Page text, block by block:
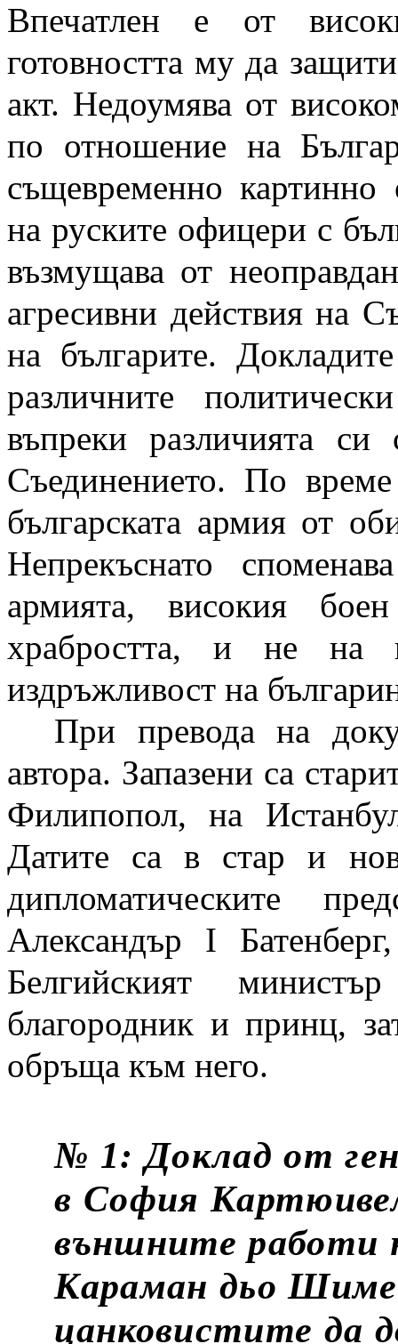
Впечатлен е от
готовността му да
акт. Недоумява от
по отношение на
същевременно картинно
на руските офицери с
възмущава от
агресивни действия на
на българите.
различните
въпреки различията си
Съединението. По
българската армия от
Непрекъснато
армията, високия
храбростта, и не на
издръжливост на
При превода на
автора. Запазени са
Филипопол, на
Датите са в стар и
дипломатическите
Александър I
Белгийският
благородник и принц,
обръща към него.
№ 1: Доклад от
в София
външните работи
Караман дьо
цанковистите да